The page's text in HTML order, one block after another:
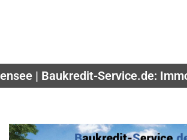
| Baukredit-Service.de: